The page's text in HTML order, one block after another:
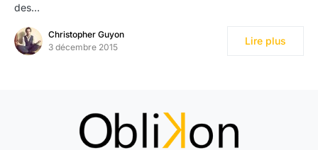
des…
Christopher Guyon
3 décembre 2015
Lire plus